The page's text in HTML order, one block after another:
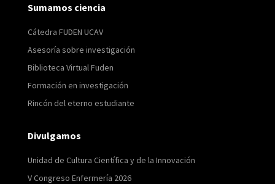
Sumamos ciencia
Cátedra FUDEN UCAV
Asesoría sobre investigación
Biblioteca Virtual Fuden
Formación en investigación
Rincón del eterno estudiante
Divulgamos
Unidad de Cultura Científica y de la Innovación
V Congreso Enfermería 2026